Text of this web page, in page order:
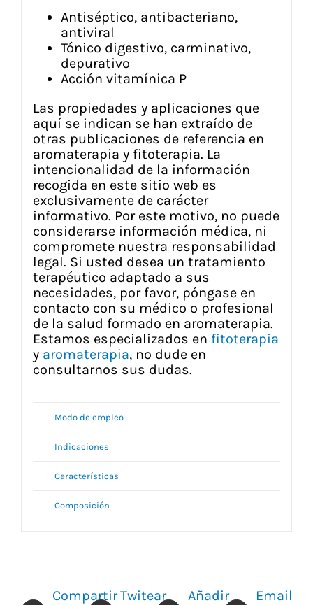
Antiséptico, antibacteriano,
antiviral
Tónico digestivo, carminativo,
depurativo
Acción vitamínica P
Las propiedades y aplicaciones que
aquí se indican se han extraído de
otras publicaciones de referencia en
aromaterapia y fitoterapia. La
intencionalidad de la información
recogida en este sitio web es
exclusivamente de carácter
informativo. Por este motivo, no puede
considerarse información médica, ni
compromete nuestra responsabilidad
legal. Si usted desea un tratamiento
terapéutico adaptado a sus
necesidades, por favor, póngase en
contacto con su médico o profesional
de la salud formado en aromaterapia.
Estamos especializados en fitoterapia
y aromaterapia, no dude en
consultarnos sus dudas.
Modo de empleo
Indicaciones
Características
Composición
CompartirTwitear
Añadir
Email